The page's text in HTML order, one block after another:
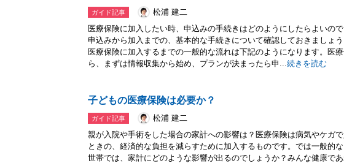
ガイド記事
松浦 建二
医療保険に加入したい時、申込みの手続きはどのようにしたらよいの
申込みから加入までの、基本的な手続きについて確認しておきましょ
医療保険に加入するまでの一般的な流れは下記のようになります。医
ら、まずは情報収集から始め、プランが決まったら申...続きを読む
子どもの医療保険は必要か？
ガイド記事
松浦 建二
親が入院や手術をした場合の家計への影響は？医療保険は病気やケガ
ときの、経済的な負担を減らすために加入するものです。では一般的
世帯では、家計にどのような影響が出るのでしょうか？みんな健康で